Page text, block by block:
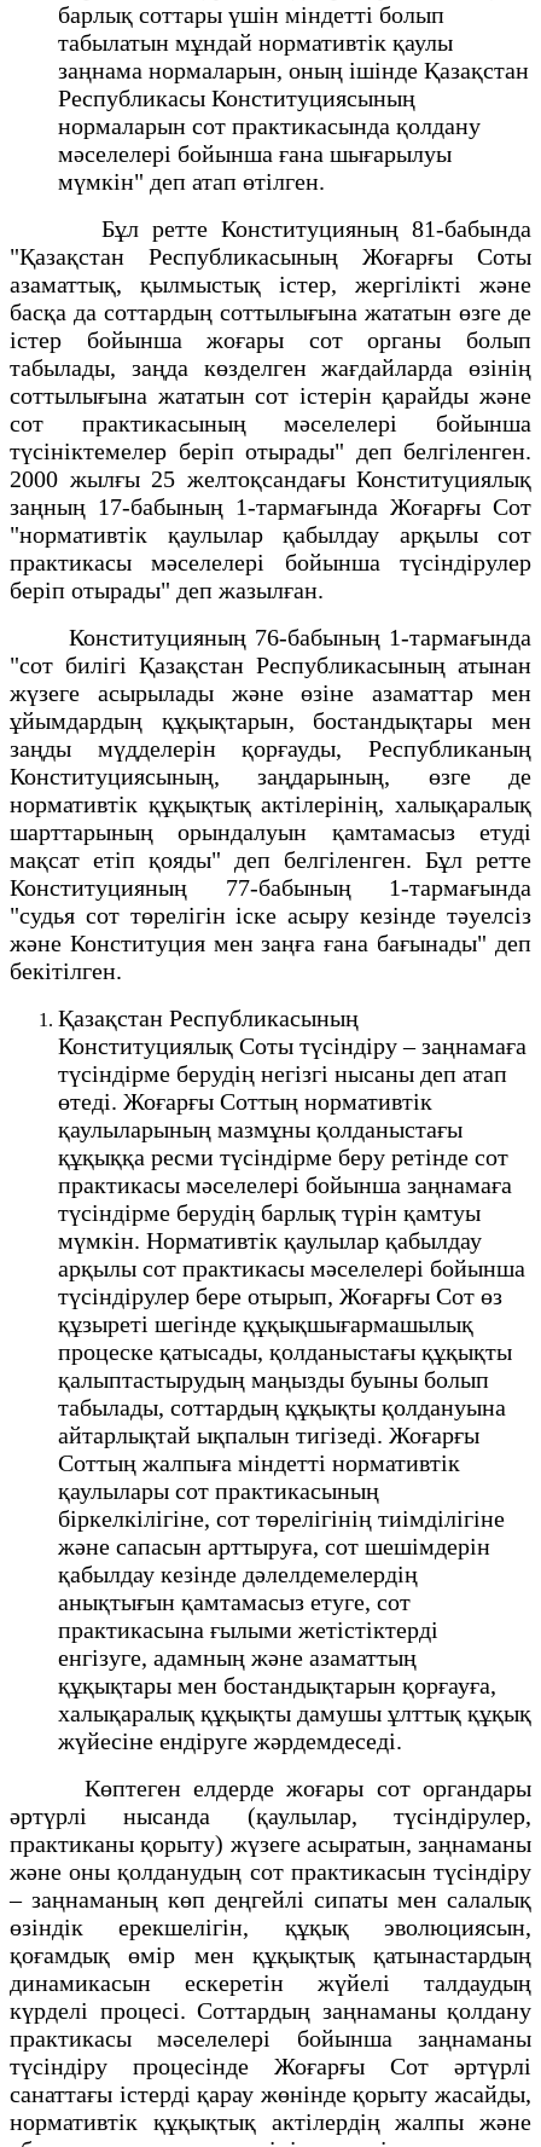
барлық соттары үшін міндетті болып
табылатын мұндай нормативтік қаулы
заңнама нормаларын, оның ішінде Қазақстан
Республикасы Конституциясының
нормаларын сот практикасында қолдану
мәселелері бойынша ғана шығарылуы
мүмкін" деп атап өтілген.
Бұл ретте Конституцияның 81-бабында
"Қазақстан Республикасының Жоғарғы Соты
азаматтық, қылмыстық істер, жергілікті және
басқа да соттардың соттылығына жататын өзге де
істер бойынша жоғары сот органы болып
табылады, заңда көзделген жағдайларда өзінің
соттылығына жататын сот істерін қарайды және
сот практикасының мәселелерi бойынша
түсiнiктемелер беріп отырады" деп белгіленген.
2000 жылғы 25 желтоқсандағы Конституциялық
заңның 17-бабының 1-тармағында Жоғарғы Сот
"нормативтік қаулылар қабылдау арқылы сот
практикасы мәселелерi бойынша түсiндірулер
беріп отырады" деп жазылған.
Конституцияның 76-бабының 1-тармағында
"сот билігі Қазақстан Республикасының атынан
жүзеге асырылады және өзіне азаматтар мен
ұйымдардың құқықтарын, бостандықтары мен
заңды мүдделерін қорғауды, Республиканың
Конституциясының, заңдарының, өзге де
нормативтік құқықтық актілерінің, халықаралық
шарттарының орындалуын қамтамасыз етуді
мақсат етіп қояды" деп белгіленген. Бұл ретте
Конституцияның 77-бабының 1-тармағында
"судья сот төрелігін іске асыру кезінде тәуелсіз
және Конституция мен заңға ғана бағынады" деп
бекітілген.
Қазақстан Республикасының
Конституциялық Соты түсіндіру – заңнамаға
түсіндірме берудің негізгі нысаны деп атап
өтеді. Жоғарғы Соттың нормативтік
қаулыларының мазмұны қолданыстағы
құқыққа ресми түсіндірме беру ретінде сот
практикасы мәселелері бойынша заңнамаға
түсіндірме берудің барлық түрін қамтуы
мүмкін. Нормативтік қаулылар қабылдау
арқылы сот практикасы мәселелері бойынша
түсіндірулер бере отырып, Жоғарғы Сот өз
құзыреті шегінде құқықшығармашылық
процеске қатысады, қолданыстағы құқықты
қалыптастырудың маңызды буыны болып
табылады, соттардың құқықты қолдануына
айтарлықтай ықпалын тигізеді. Жоғарғы
Соттың жалпыға міндетті нормативтік
қаулылары сот практикасының
біркелкілігіне, сот төрелігінің тиімділігіне
және сапасын арттыруға, сот шешімдерін
қабылдау кезінде дәлелдемелердің
анықтығын қамтамасыз етуге, сот
практикасына ғылыми жетістіктерді
енгізуге, адамның және азаматтың
құқықтары мен бостандықтарын қорғауға,
халықаралық құқықты дамушы ұлттық құқық
жүйесіне ендіруге жәрдемдеседі.
Көптеген елдерде жоғары сот органдары
әртүрлі нысанда (қаулылар, түсіндірулер,
практиканы қорыту) жүзеге асыратын, заңнаманы
және оны қолданудың сот практикасын түсіндіру
– заңнаманың көп деңгейлі сипаты мен салалық
өзіндік ерекшелігін, құқық эволюциясын,
қоғамдық өмір мен құқықтық қатынастардың
динамикасын ескеретін жүйелі талдаудың
күрделі процесі. Соттардың заңнаманы қолдану
практикасы мәселелері бойынша заңнаманы
түсіндіру процесінде Жоғарғы Сот әртүрлі
санаттағы істерді қарау жөнінде қорыту жасайды,
нормативтік құқықтық актілердің жалпы және